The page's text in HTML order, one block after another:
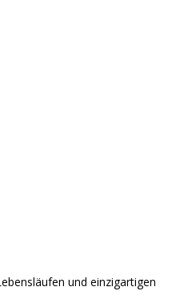
und einzigartigen